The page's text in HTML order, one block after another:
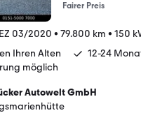
Fairer Preis
EZ 03/2020 • 79.800 km • 150
Ihren Alten
12-24
möglich
Autowelt GmbH